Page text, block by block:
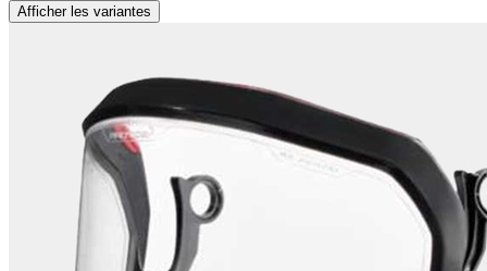
Afficher les variantes